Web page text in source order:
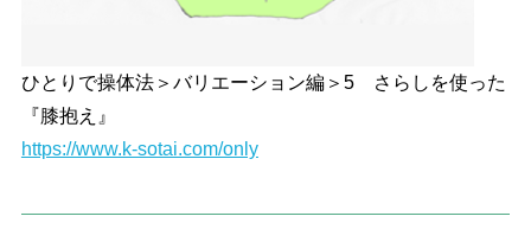
ひとりで操体法＞バリエーション編＞5 さらしを使った
『膝抱え』
https://www.k-sotai.com/only